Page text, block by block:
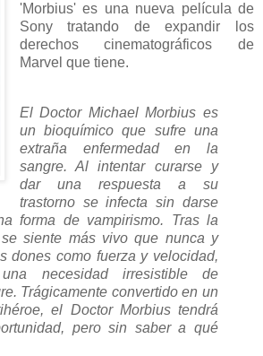
'Morbius' es una nueva película de
Sony tratando de expandir los
derechos cinematográficos de
Marvel que tiene.
El Doctor Michael Morbius es
un bioquímico que sufre una
extraña enfermedad en la
sangre. Al intentar curarse y
dar una respuesta a su
trastorno se infecta sin darse
forma de vampirismo. Tras la
siente más vivo que nunca y
dones como fuerza y velocidad,
necesidad irresistible de
Trágicamente convertido en un
el Doctor Morbius tendrá
pero sin saber a qué